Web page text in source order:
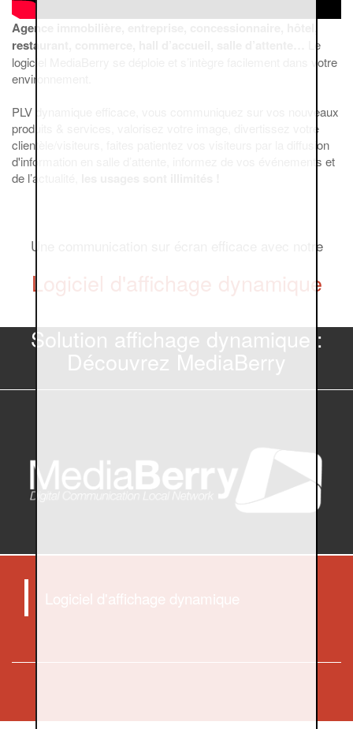
Agence immobilière, entreprise, concessionnaire, hôtel,
restaurant, commerce, hall d’accueil, salle d’attente…
Le
logiciel MediaBerry se déploie et s’intègre facilement dans votre
environnement.
PLV dynamique efficace, vous communiquez sur vos nouveaux
produits & services, valorisez votre image, divertissez votre
clientèle/visiteurs, faites patientez vos visiteurs par la diffusion
d'information en salle d’attente, informez de vos événements et
de l’actualité,
Une communication sur écran efficace avec notre
Logiciel d'affichage dynamique
Solution affichage dynamique :
Découvrez MediaBerry
Logiciel d'affichage dynamique